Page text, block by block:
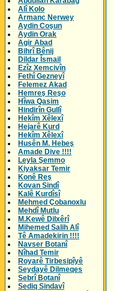
Alî Kolo
Armanc Nerwey
Aydin Coşun
Aydin Orak
Agir Abad
Bihrî Bênij
Dildar Îsmail
Ezîz Xemcivîn
Fethî Gezneyî
Felemez Akad
Hemreş Reşo
Hîwa Qasim
Hindirîn Gullî
Hekîm Xêlexî
Hejarê Kurd
Hekîm Xêlexî
Husên M. Hebeş
Amade Dive !!!!
Leyla Şemmo
Kiyaksar Temir
Konê Reş
Kovan Sindî
Kalê Kurdîsî
Mehmed Çobanoxlu
Mehdî Mutlu
M.Kewê Dilxêrî
Mihemed Salih Alî
Tê Amadekirin !!!!
Navser Botanî
Nîhad Temir
Royarê Tirbesipîyê
Seydayê Dilmeqes
Sebrî Botanî
Sediq Sindavî